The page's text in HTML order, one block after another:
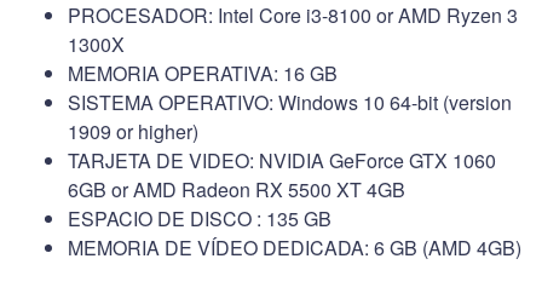
PROCESADOR: Intel Core i3-8100 or AMD Ryzen 3
1300X
MEMORIA OPERATIVA: 16 GB
SISTEMA OPERATIVO: Windows 10 64-bit (version
1909 or higher)
TARJETA DE VIDEO: NVIDIA GeForce GTX 1060
6GB or AMD Radeon RX 5500 XT 4GB
ESPACIO DE DISCO : 135 GB
MEMORIA DE VÍDEO DEDICADA: 6 GB (AMD 4GB)